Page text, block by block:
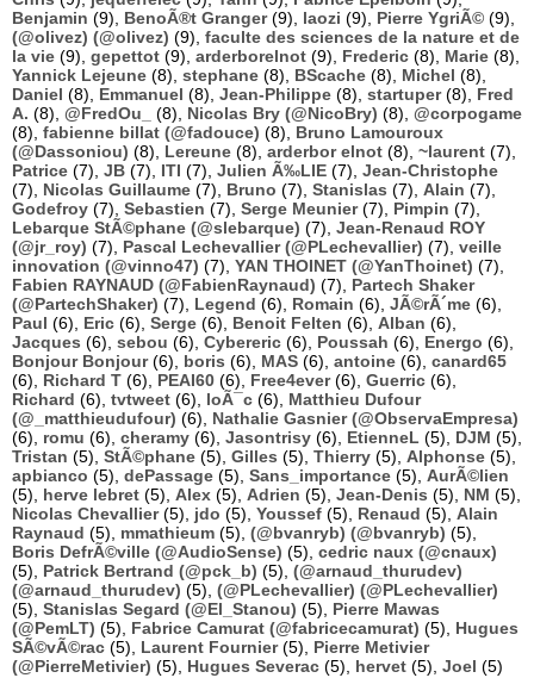
Benjamin (9), BenoÃ®t Granger(9), laozi (9), Pierre YgriÃ© (9),
(@olivez) (@olivez) (9), faculte des sciences de la nature et de
la vie (9), gepettot (9), arderborelnot (9), Frederic (8), Marie (8),
Yannick Lejeune (8), stephane (8), BScache (8), Michel (8),
Daniel (8), Emmanuel (8), Jean-Philippe (8), startuper(8), Fred
A. (8), @FredOu_ (8), Nicolas Bry (@NicoBry) (8), @corpogame
(8), fabienne billat (@fadouce) (8), Bruno Lamouroux
(@Dassoniou) (8), Lereune (8), arderbor elnot (8), ~laurent (7),
Patrice (7), JB (7), ITI (7), Julien Ã‰LIE (7), Jean-Christophe
(7), Nicolas Guillaume (7), Bruno (7), Stanislas (7), Alain (7),
Godefroy (7), Sebastien (7), Serge Meunier(7), Pimpin (7),
Lebarque StÃ©phane (@slebarque) (7), Jean-Renaud ROY
(@jr_roy) (7), Pascal Lechevallier (@PLechevallier) (7), veille
innovation (@vinno47) (7), YAN THOINET (@YanThoinet) (7),
Fabien RAYNAUD (@FabienRaynaud) (7), Partech Shaker
(@PartechShaker) (7), Legend (6), Romain (6), JÃ©rÃ´me (6),
Paul (6), Eric (6), Serge (6), Benoit Felten (6), Alban (6),
Jacques (6), sebou (6), Cybereric (6), Poussah (6), Energo (6),
Bonjour Bonjour(6), boris (6), MAS (6), antoine (6), canard65
(6), Richard T (6), PEAI60 (6), Free4ever(6), Guerric (6),
Richard (6), tvtweet (6), loÃ¯c (6), Matthieu Dufour
(@_matthieudufour) (6), Nathalie Gasnier (@ObservaEmpresa)
(6), romu (6), cheramy (6), Jasontrisy (6), EtienneL (5), DJM (5),
Tristan (5), StÃ©phane (5), Gilles (5), Thierry (5), Alphonse (5),
apbianco (5), dePassage (5), Sans_importance (5), AurÃ©lien
(5), herve lebret (5), Alex (5), Adrien (5), Jean-Denis (5), NM (5),
Nicolas Chevallier(5), jdo (5), Youssef (5), Renaud (5), Alain
Raynaud (5), mmathieum (5), (@bvanryb) (@bvanryb) (5),
Boris DefrÃ©ville (@AudioSense) (5), cedric naux (@cnaux)
(5), Patrick Bertrand (@pck_b) (5), (@arnaud_thurudev)
(@arnaud_thurudev) (5), (@PLechevallier) (@PLechevallier)
(5), Stanislas Segard (@El_Stanou) (5), Pierre Mawas
(@PemLT) (5), Fabrice Camurat (@fabricecamurat) (5), Hugues
SÃ©vÃ©rac (5), Laurent Fournier(5), Pierre Metivier
(@PierreMetivier) (5), Hugues Severac (5), hervet (5), Joel (5)